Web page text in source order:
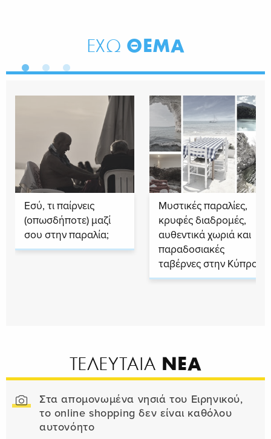
ΕΧΩ ΘΕΜΑ
Εσύ, τι παίρνεις
(οπωσδήποτε) μαζί
σου στην παραλία;
Μυστικές παραλίες,
κρυφές διαδρομές,
αυθεντικά χωριά και
παραδοσιακές
ταβέρνες στην Κύπρο
ΤΕΛΕΥΤΑΙΑ ΝΕΑ
Στα απομονωμένα νησιά του Ειρηνικού,
το online shopping δεν είναι καθόλου
αυτονόητο